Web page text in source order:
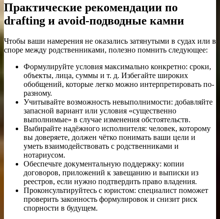
Практические рекомендации по
drafting и avoid-подводные камни
Чтобы ваши намерения не оказались затянутыми в судах или в
споре между родственниками, полезно помнить следующее:
Формулируйте условия максимально конкретно: сроки,
объекты, лица, суммы и т. д. Избегайте широких
обобщений, которые легко можно интерпретировать по-
разному.
Учитывайте возможность невыполнимости: добавляйте
запасной вариант или условия «существенно
выполнимые» в случае изменения обстоятельств.
Выбирайте надёжного исполнителя: человек, которому
вы доверяете, должен чётко понимать ваши цели и
уметь взаимодействовать с родственниками и
нотариусом.
Обеспечьте документальную поддержку: копии
договоров, приложений к завещанию и выписки из
реестров, если нужно подтвердить право владения.
Проконсультируйтесь с юристом: специалист поможет
проверить законность формулировок и снизит риск
спорности в будущем.